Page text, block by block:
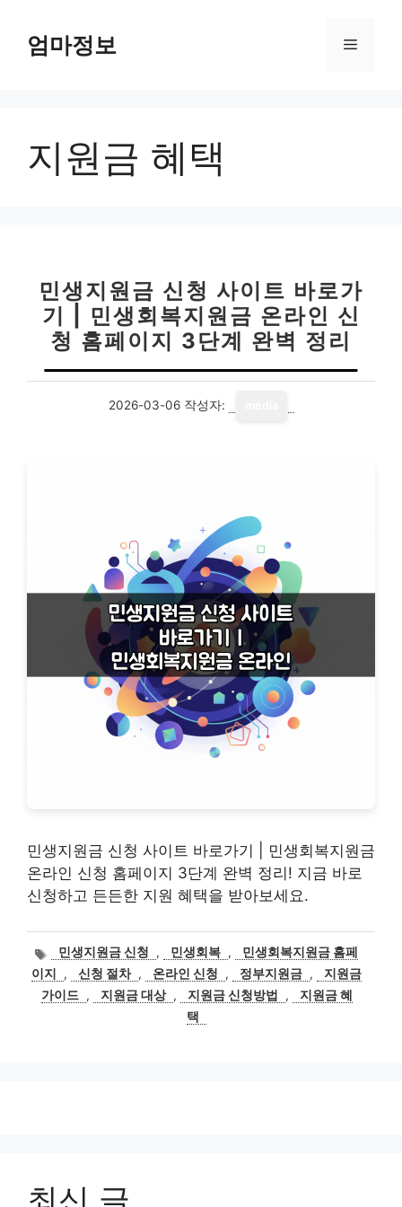
엄마정보 메
지원금 혜택
민생지원금 신청 사이트 바로가
기 | 민생회복지원금 온라인 신
청 홈페이지 3단계 완벽 정리
2026-03-06 작성자:
민생지원금 신청 사이트 바로가기 | 민생회복지원금
온라인 신청 홈페이지 3단계 완벽 정리! 지금 바로
신청하고 든든한 지원 혜택을 받아보세요.
태
그
민생지원금 신청 , 민생회복 ,
민생회복지원금 홈페
이지
, 신청 절차 , 온라인 신청 , 정부지원금 ,
지원금
가이드 , 지원금 대상 , 지원금 신청방법 ,
지원금 혜
택
최신 글